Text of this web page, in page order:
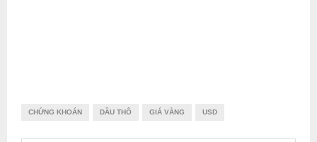
CHỨNG KHOÁN DẦU THÔ GIÁ VÀNG USD